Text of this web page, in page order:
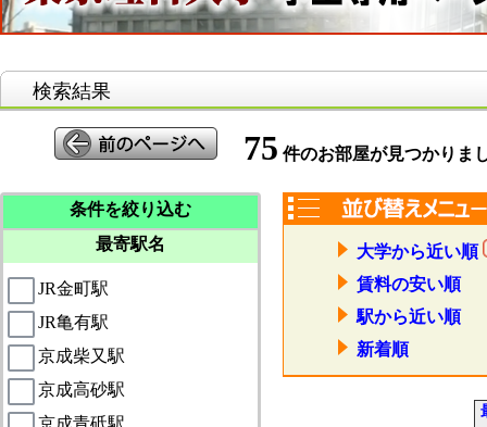
検索結果
75 件のお部屋が見つかりま
条件を絞り込む
最寄駅名
JR金町駅
JR亀有駅
京成柴又駅
京成高砂駅
大学から近い順
賃料の安い順
駅から近い順
新着順